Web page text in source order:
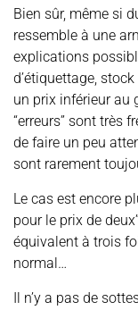
Bien sûr, même si
ressemble à une
explications
d’étiquettage,
un prix inférieur au
“erreurs” sont très
de faire un peu
sont rarement
Le cas est encore
pour le prix de
équivalent à trois
normal…
Il n’y a pas de